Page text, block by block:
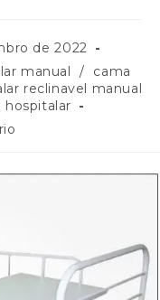
de 2022
manual /
cama
reclinavel manual